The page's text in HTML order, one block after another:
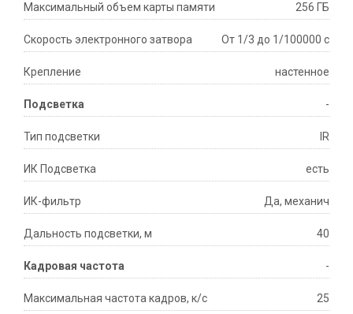
Максимальный объем карты памяти 256 ГБ
Скорость электронного затвора От 1/3 до 1/100000 с
Крепление настенное
Подсветка -
Тип подсветки IR
ИК Подсветка есть
ИК-фильтр Да, механич
Дальность подсветки, м 40
Кадровая частота -
Максимальная частота кадров, к/с 25